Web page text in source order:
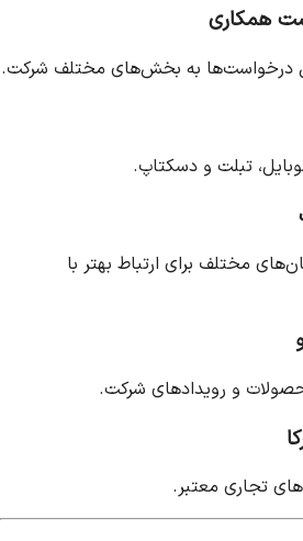
درخواست‌ها به بخش‌های مختلف شرکت.
تبلت و دسکتاپ.
مختلف برای ارتباط بهتر با
و رویدادهای شرکت.
تجاری معتبر.